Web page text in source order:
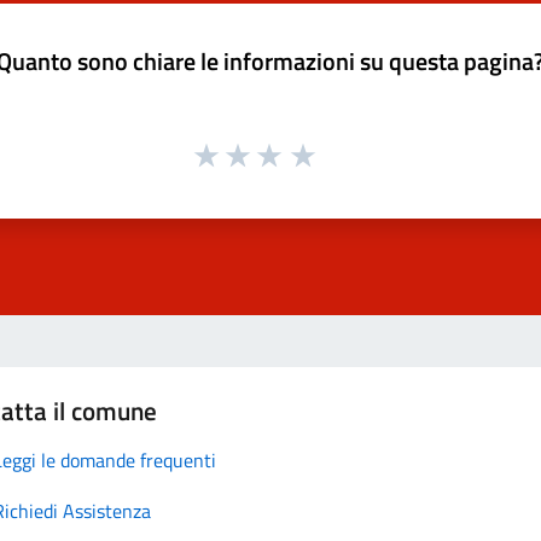
sono chiare le informazioni su questa
il comune
le domande frequenti
Assistenza